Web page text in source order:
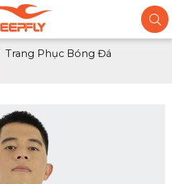
Trang Phục Bóng Đá